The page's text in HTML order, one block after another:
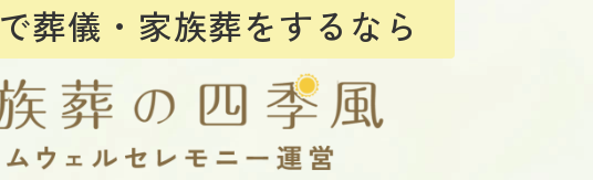
で葬儀・家族葬をするなら